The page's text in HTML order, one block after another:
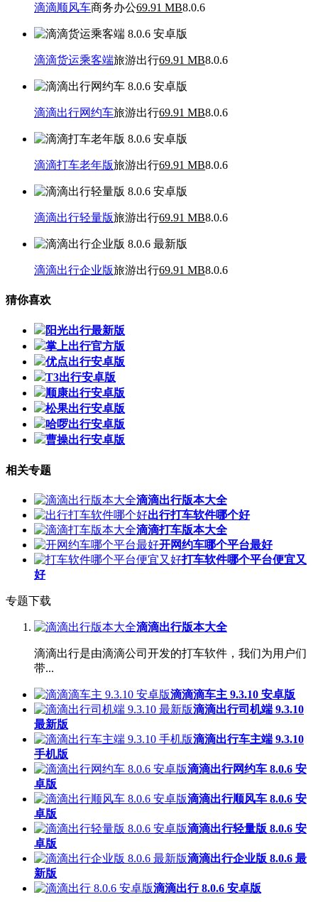
滴滴顺风车商务办公69.91 MB8.0.6
滴滴货运乘客端旅游出行69.91 MB8.0.6
滴滴出行网约车旅游出行69.91 MB8.0.6
滴滴打车老年版旅游出行69.91 MB8.0.6
滴滴出行轻量版旅游出行69.91 MB8.0.6
滴滴出行企业版旅游出行69.91 MB8.0.6
猜你喜欢
阳光出行最新版
掌上出行官方版
优点出行安卓版
T3出行安卓版
顺康出行安卓版
松果出行安卓版
哈啰出行安卓版
曹操出行安卓版
相关专题
滴滴出行版本大全
出行打车软件哪个好
滴滴打车版本大全
开网约车哪个平台最好
打车软件哪个平台便宜又
好
专题下载
滴滴出行版本大全
滴滴出行是由滴滴公司开发的打车软件，我们为用户们
带...
滴滴滴车主 9.3.10 安卓版
滴滴出行司机端 9.3.10
最新版
滴滴出行车主端 9.3.10
手机版
滴滴出行网约车 8.0.6 安
卓版
滴滴出行顺风车 8.0.6 安
卓版
滴滴出行轻量版 8.0.6 安
卓版
滴滴出行企业版 8.0.6 最
新版
滴滴出行 8.0.6 安卓版